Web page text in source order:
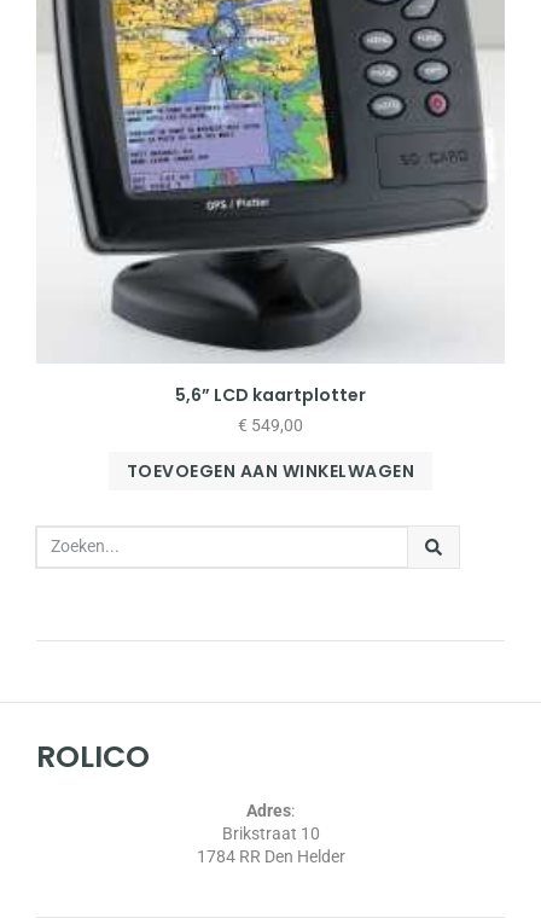
5,6” LCD kaartplotter
€ 549,00
TOEVOEGEN AAN WINKELWAGEN
ROLICO
Adres:
Brikstraat 10
1784 RR Den Helder